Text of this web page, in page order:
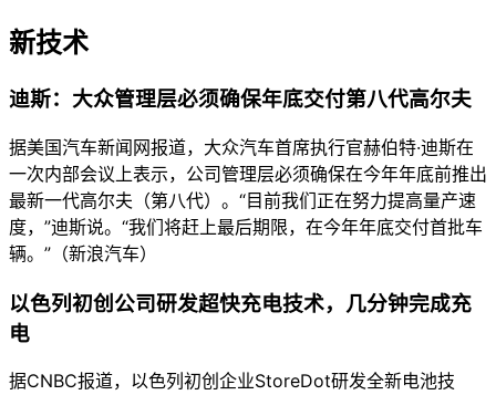
新技术
迪斯：大众管理层必须确保年底交付第八代高尔夫
据美国汽车新闻网报道，大众汽车首席执行官赫伯特·迪斯在
一次内部会议上表示，公司管理层必须确保在今年年底前推出
最新一代高尔夫（第八代）。“目前我们正在努力提高量产速
度，”迪斯说。“我们将赶上最后期限，在今年年底交付首批车
辆。”（新浪汽车）
以色列初创公司研发超快充电技术，几分钟完成充
电
据CNBC报道，以色列初创企业StoreDot研发全新电池技